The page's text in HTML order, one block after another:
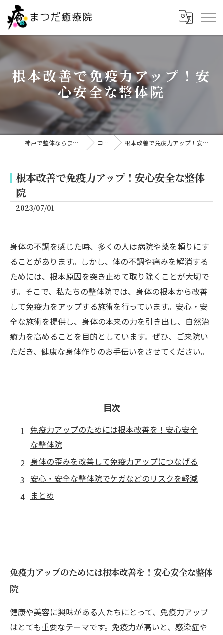
根本改善で免疫力アップ！安
心安全な整体院
神戸で整体ならまつだ癒療院 コラム 根本改善で免疫力アップ！安心安全な整体院
根本改善で免疫力アップ！安心安全な整体
院
2023/07/01
身体の不調を感じた時、多くの人は病院や薬を頼りにす
ることがあります。しかし、体の不調や痛みを解消する
ためには、根本原因を突き止めて取り除くことが大切で
す。そこで、私たちの整体院では、身体の根本から改善
して免疫力をアップする施術を行っています。安心・安
全な施術を提供し、身体の本来の力を引き出し、自然治
癒力を高めることを目的としています。ぜひ、ご来院い
ただき、健康な身体作りのお手伝いをさせてください。
目次
免疫力アップのためには根本改善を！安心安全
な整体院
身体の歪みを改善して免疫力アップにつなげる
安心・安全な整体院でケガなどのリスクを軽減
まとめ
免疫力アップのためには根本改善を！安心安全な整体
院
健康や美容に興味がある人たちにとって、免疫力アップ
はとても重要なテーマです。免疫力が高いと、感染症や